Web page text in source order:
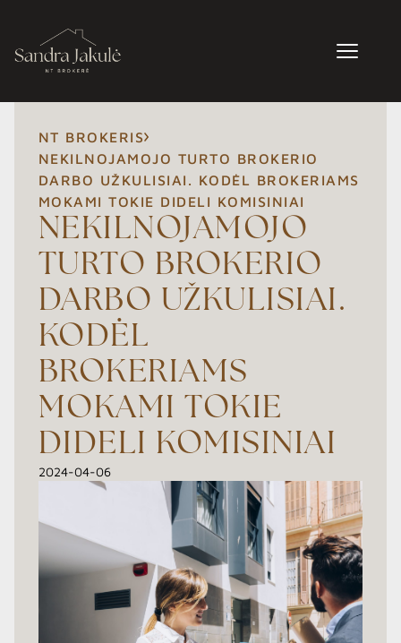
NT BROKERIS
NEKILNOJAMOJO TURTO BROKERIO
DARBO UŽKULISIAI. KODĖL BROKERIAMS
MOKAMI TOKIE DIDELI KOMISINIAI
NEKILNOJAMOJO
TURTO BROKERIO
DARBO UŽKULISIAI.
KODĖL
BROKERIAMS
MOKAMI TOKIE
DIDELI KOMISINIAI
2024-04-06